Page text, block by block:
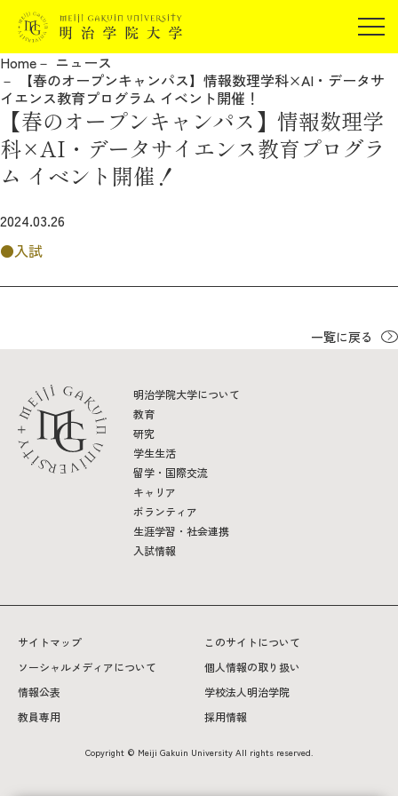
在学生の方
卒業生の方
保証人の方
企業・研究者の方
JP EN
受験生の方
報道関係の方
教育
研究
ボランティア
生涯学習・社会連携
入試情報サイト
Home
ニュース
【春のオープンキャンパス】情報数理学科×AI・データサ
イエンス教育プログラム イベント開催！
【春のオープンキャンパス】情報数理学
科×AI・データサイエンス教育プログラ
ム イベント開催！
2024.03.26
入試
一覧に戻る
明治学院大学について
教育
研究
学生生活
留学・国際交流
キャリア
ボランティア
生涯学習・社会連携
入試情報
サイトマップ
このサイトについて
ソーシャルメディアについて
個人情報の取り扱い
情報公表
学校法人明治学院
教員専用
採用情報
Copyright © Meiji Gakuin University All rights reserved.